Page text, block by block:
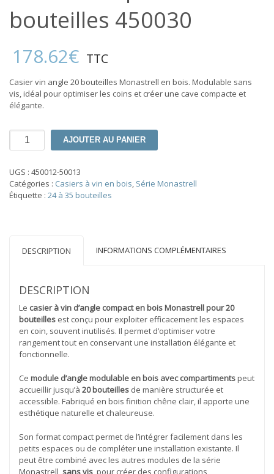
bouteilles 450030
178.62€ TTC
Casier vin angle 20 bouteilles Monastrell en bois. Modulable sans
vis, idéal pour optimiser les coins et créer une cave compacte et
élégante.
quantité
à
vin
d’angle
pour
450030
AJOUTER AU PANIER
UGS : 450012-50013
Catégories : Casiers à vin en bois, Série Monastrell
Étiquette : 24 à 35 bouteilles
DESCRIPTION INFORMATIONS COMPLÉMENTAIRES
DESCRIPTION
Le casier à vin d’angle compact en bois Monastrell pour 20
bouteilles est conçu pour exploiter efficacement les espaces
en coin, souvent inutilisés. Il permet d’optimiser votre
rangement tout en conservant une installation élégante et
fonctionnelle.
Ce module d’angle modulable en bois avec compartimentspeut
accueillir jusqu’à 20 bouteilles de manière structurée et
accessible. Fabriqué en bois finition chêne clair, il apporte une
esthétique naturelle et chaleureuse.
Son format compact permet de l’intégrer facilement dans les
petits espaces ou de compléter une installation existante. Il
peut être combiné avec les autres modules de la série
Monastrell, sans vis , pour créer des configurations